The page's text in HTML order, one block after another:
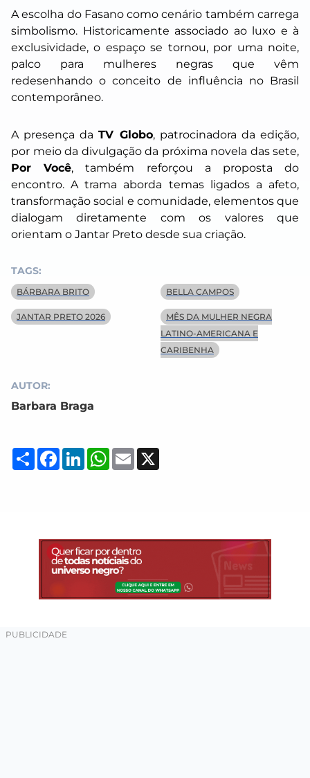
A escolha do Fasano como cenário também carrega
simbolismo. Historicamente associado ao luxo e à
exclusividade, o espaço se tornou, por uma noite,
palco para mulheres negras que vêm
redesenhando o conceito de influência no Brasil
contemporâneo.
A presença daTV Globo, patrocinadora da edição,
por meio da divulgação da próxima novela das sete,
Por Você, também reforçou a proposta do
encontro. A trama aborda temas ligados a afeto,
transformação social e comunidade, elementos que
dialogam diretamente com os valores que
orientam o Jantar Preto desde sua criação.
TAGS:
BÁRBARA BRITO BELLA CAMPOS
JANTAR PRETO 2026
MÊS DA MULHER NEGRA
LATINO-AMERICANA E
CARIBENHA
AUTOR:
Barbara Braga
Compartilhar
Facebook
LinkedInWhatsApp
Email